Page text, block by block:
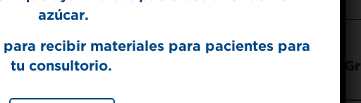
SPLENDA® Endulzante
azúcar.
recibir materiales para pacientes para
tu consultorio.